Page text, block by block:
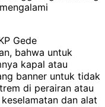
Gede
bahwa untuk
kapal atau
banner untuk tidak
di perairan atau
dan alat